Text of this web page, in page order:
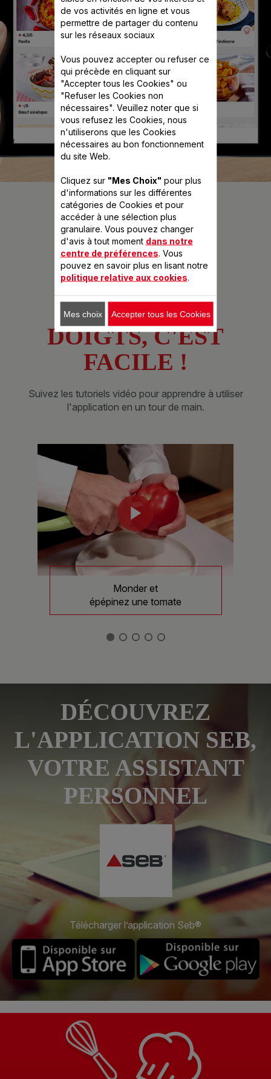
CUISINER DU
BOUT DES
DOIGTS, C'EST
FACILE !
Suivez les tutoriels vidéo pour apprendre à utiliser
l'application en un tour de main.
Monder et
épépinez une tomate
DÉCOUVREZ
L'APPLICATION SEB,
VOTRE ASSISTANT
PERSONNEL
Télécharger l’application Seb®
de vos activités en ligne et vous
permettre de partager du contenu
sur les réseaux sociaux
Vous pouvez accepter ou refuser ce
qui précède en cliquant sur
"Accepter tous les Cookies" ou
"Refuser les Cookies non
nécessaires". Veuillez noter que si
vous refusez les Cookies, nous
n'utiliserons que les Cookies
nécessaires au bon fonctionnement
du site Web.
Cliquez sur "Mes Choix" pour plus
d'informations sur les différentes
catégories de Cookies et pour
accéder à une sélection plus
granulaire. Vous pouvez changer
d'avis à tout moment dans notre
centre de préférences . Vous
pouvez en savoir plus en lisant notre
politique relative aux cookies
Mes choix Accepter tous les Cookies